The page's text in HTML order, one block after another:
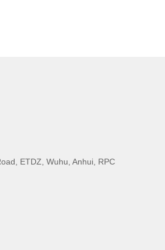
ETDZ, Wuhu, Anhui, RPC